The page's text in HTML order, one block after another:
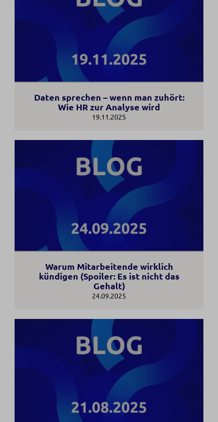
Daten sprechen – wenn man zuhört:
Wie HR zur Analyse wird
19.11.2025
Warum Mitarbeitende wirklich
kündigen (Spoiler: Es ist nicht das
Gehalt)
24.09.2025